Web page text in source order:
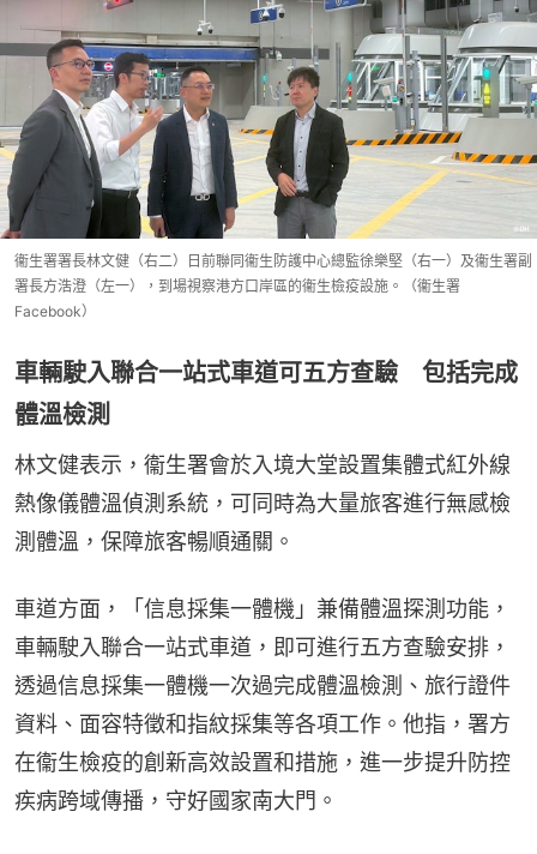
衞生署署長林文健（右二）日前聯同衞生防護中心總監徐樂堅（右一）及衞生署副
署長方浩澄（左一），到場視察港方口岸區的衞生檢疫設施。（衞生署
Facebook）
車輛駛入聯合一站式車道可五方查驗 包括完成
體溫檢測
林文健表示，衞生署會於入境大堂設置集體式紅外線
熱像儀體溫偵測系統，可同時為大量旅客進行無感檢
測體溫，保障旅客暢順通關。
車道方面，「信息採集一體機」兼備體溫探測功能，
車輛駛入聯合一站式車道，即可進行五方查驗安排，
透過信息採集一體機一次過完成體溫檢測、旅行證件
資料、面容特徵和指紋採集等各項工作。他指，署方
在衞生檢疫的創新高效設置和措施，進一步提升防控
疾病跨域傳播，守好國家南大門。